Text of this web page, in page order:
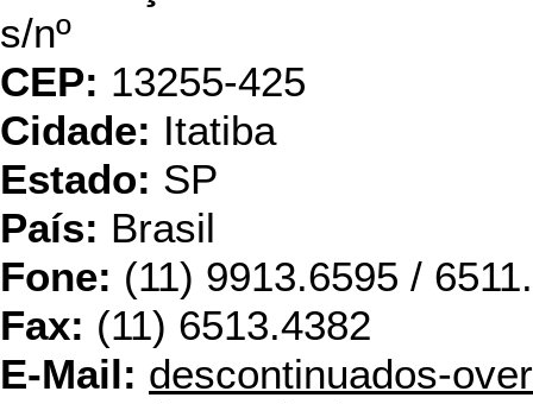
s/nº
CEP: 13255-425
Cidade: Itatiba
Estado: SP
País: Brasil
Fone: (11) 9913.6595 /
Fax: (11) 6513.4382
E-Mail: descontinuados-